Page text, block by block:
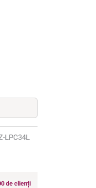
LPC34L
de clienți